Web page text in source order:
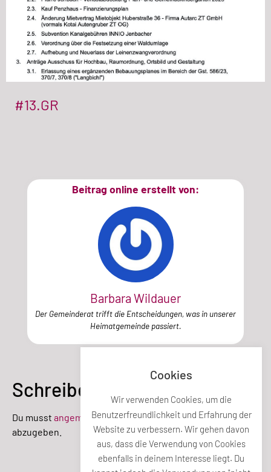
#13.GR
Schreibe einen Kommentar
Du musst angemeldetsein, um einen Kommentar
abzugeben.
Beitrag online erstellt von:
Barbara Wildauer
Der Gemeinderat trifft die Entscheidungen, was in unserer
Heimatgemeinde passiert.
Teile diesen Beitrag
Cookies
Wir verwenden Cookies, um die
Benutzerfreundlichkeit und Erfahrung der
Website zu verbessern. Wir gehen davon
aus, dass die Verwendung von Cookies
ebenfalls in deinem Interesse liegt. Du